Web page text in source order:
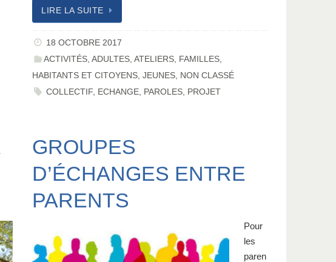
LIRE LA SUITE
18 OCTOBRE 2017
ACTIVITÉS ,ADULTES ,ATELIERS FAMILLES
HABITANTS ET CITOYENS ,JEUNES NON CLASSÉ
COLLECTIF ECHANGE PAROLES PROJET
GROUPES
D’ÉCHANGES ENTRE
PARENTS
Pour
les
paren